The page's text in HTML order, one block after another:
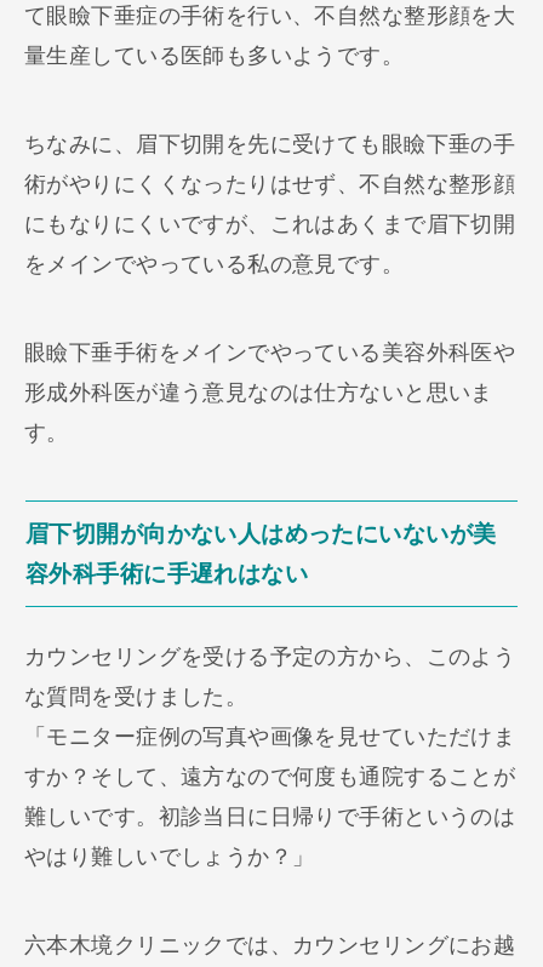
て眼瞼下垂症の手術を行い、不自然な整形顔を大
量生産している医師も多いようです。
ちなみに、眉下切開を先に受けても眼瞼下垂の手
術がやりにくくなったりはせず、不自然な整形顔
にもなりにくいですが、これはあくまで眉下切開
をメインでやっている私の意見です。
眼瞼下垂手術をメインでやっている美容外科医や
形成外科医が違う意見なのは仕方ないと思いま
す。
眉下切開が向かない人はめったにいないが美
容外科手術に手遅れはない
カウンセリングを受ける予定の方から、このよう
な質問を受けました。
「モニター症例の写真や画像を見せていただけま
すか？そして、遠方なので何度も通院することが
難しいです。初診当日に日帰りで手術というのは
やはり難しいでしょうか？」
六本木境クリニックでは、カウンセリングにお越